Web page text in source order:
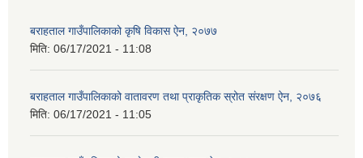
बराहताल गाउँपालिकाको कृषि विकास ऐन, २०७७
मिति: 06/17/2021 - 11:08
बराहताल गाउँपालिकाको वातावरण तथा प्राकृतिक स्रोत संरक्षण ऐन, २०७६
मिति: 06/17/2021 - 11:05